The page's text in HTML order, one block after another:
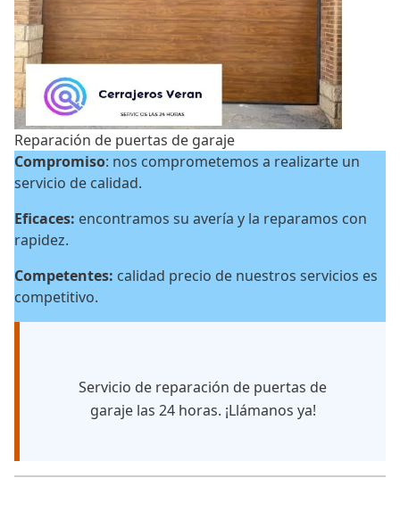
Reparación de puertas de garaje
Compromiso: nos comprometemos a realizarte un
servicio de calidad.
Eficaces: encontramos su avería y la reparamos con
rapidez.
Competentes: calidad precio de nuestros servicios es
competitivo.
Servicio de reparación de puertas de
garaje las 24 horas. ¡Llámanos ya!